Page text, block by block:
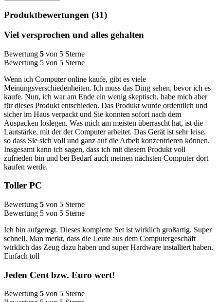
Produktbewertungen (31)
Viel versprochen und alles gehalten
Bewertung 5 von 5 Sterne
Bewertung 5 von 5 Sterne
Wenn ich Computer online kaufe, gibt es viele
Meinungsverschiedenheiten. Ich muss das Ding sehen, bevor ich es
kaufe. Nun, ich war am Ende ein wenig skeptisch, habe mich aber
für dieses Produkt entschieden. Das Produkt wurde ordentlich und
sicher im Haus verpackt und Sie konnten sofort nach dem
Auspacken loslegen. Was mich am meisten überrascht hat, ist die
Lautstärke, mit der der Computer arbeitet. Das Gerät ist sehr leise,
so dass Sie sich voll und ganz auf die Arbeit konzentrieren können.
Insgesamt kann ich sagen, dass ich mit diesem Produkt voll
zufrieden bin und bei Bedarf auch meinen nächsten Computer dort
kaufen werde.
Toller PC
Bewertung 5 von 5 Sterne
Bewertung 5 von 5 Sterne
Ich bin aufgeregt. Dieses komplette Set ist wirklich großartig. Super
schnell. Man merkt, dass die Leute aus dem Computergeschäft
wirklich das Zeug dazu haben und super Hardware installiert haben.
Einfach toll
Jeden Cent bzw. Euro wert!
Bewertung 5 von 5 Sterne